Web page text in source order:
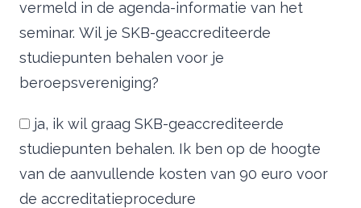
vermeld in de agenda-informatie van het
seminar. Wil je SKB-geaccrediteerde
studiepunten behalen voor je
beroepsvereniging?
ja, ik wil graag SKB-geaccrediteerde
studiepunten behalen. Ik ben op de hoogte
van de aanvullende kosten van 90 euro voor
de accreditatieprocedure